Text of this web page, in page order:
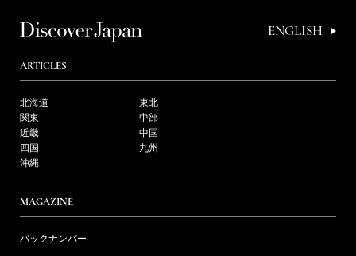
ENGLISH
ARTICLES
北海道
東北
関東
中部
近畿
中国
四国
九州
沖縄
MAGAZINE
バックナンバー